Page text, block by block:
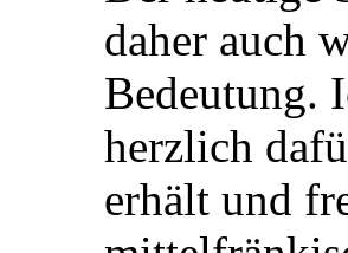
daher auch
Bedeutung.
herzlich
erhält und